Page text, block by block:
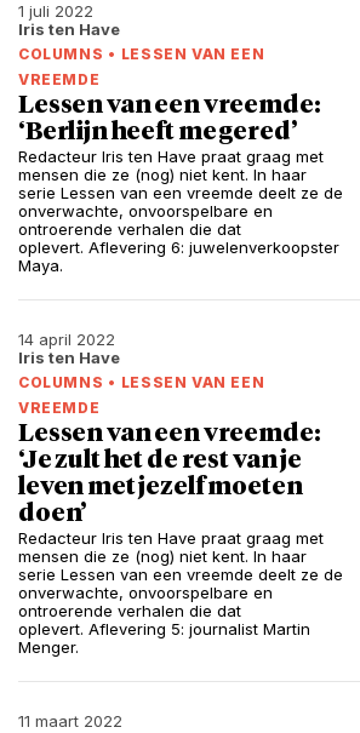
1 juli 2022
Iris ten Have
COLUMNS • LESSEN VAN EEN
VREEMDE
Lessen van een vreemde:
‘Berlijn heeft me gered’
Redacteur Iris ten Have praat graag met
mensen die ze (nog) niet kent. In haar
serie Lessen van een vreemde deelt ze de
onverwachte, onvoorspelbare en
ontroerende verhalen die dat
oplevert. Aflevering 6: juwelenverkoopster
Maya.
14 april 2022
Iris ten Have
COLUMNS • LESSEN VAN EEN
VREEMDE
Lessen van een vreemde:
‘Je zult het de rest van je
leven met jezelf moeten
doen’
Redacteur Iris ten Have praat graag met
mensen die ze (nog) niet kent. In haar
serie Lessen van een vreemde deelt ze de
onverwachte, onvoorspelbare en
ontroerende verhalen die dat
oplevert. Aflevering 5: journalist Martin
Menger.
11 maart 2022